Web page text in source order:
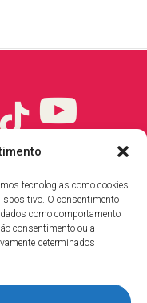
tecnologias como cookies
O consentimento
como comportamento
consentimento ou a
determinados
TikTok
YouTube
ES